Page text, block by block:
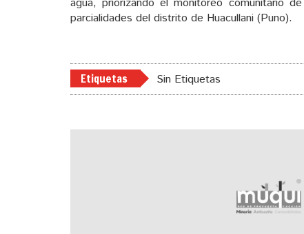
parcialidades del distrito de Huacullani (Puno).
Etiquetas Sin Etiquetas